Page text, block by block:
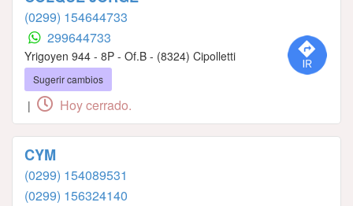
(0299) 154644733
299644733
Yrigoyen 944 - 8P - Of.B - (8324) Cipolletti
Sugerir cambios
| Hoy cerrado.
CYM
(0299) 154089531
(0299) 156324140